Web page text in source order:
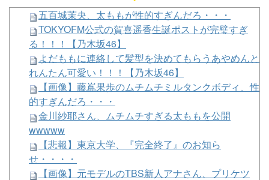
五百城茉央、太ももが性的すぎんだろ・・・
TOKYOFM公式の賀喜遥香生誕ポストが完璧すぎ
る！！！【乃木坂46】
よだももに連絡して髪型を決めてもらうあやめんと
れんたん可愛い！！！【乃木坂46】
【画像】藤嶌果歩のムチムチミルタンクボディ、性
的すぎんだろ・・・
金川紗耶さん、ムチムチすぎる太ももを公開
wwwww
【悲報】東京大学、『完全終了』のお知ら
せ・・・・
【画像】元モデルのTBS新人アナさん、プリケツ